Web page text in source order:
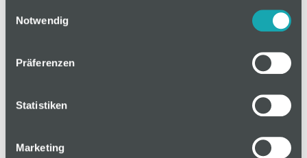
Notwendig
Präferenzen
Statistiken
Marketing
In den Warenkorb